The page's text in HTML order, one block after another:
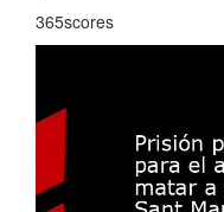
365scores